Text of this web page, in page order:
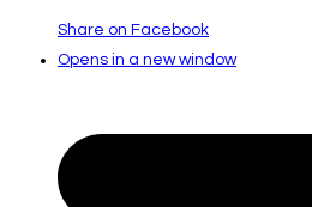
Share on Facebook
Opens in a new window